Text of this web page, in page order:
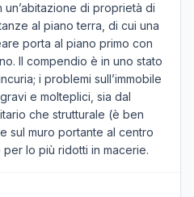
di proprietà di
al piano terra, di cui una
porta al piano primo con
Il compendio è in uno stato
i problemi sull’immobile
e molteplici, sia dal
che strutturale (è ben
sul muro portante al centro
lo più ridotti in macerie.